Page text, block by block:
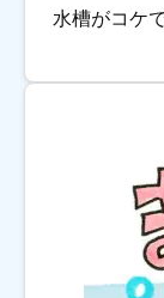
水槽がコケ
魚とエビで